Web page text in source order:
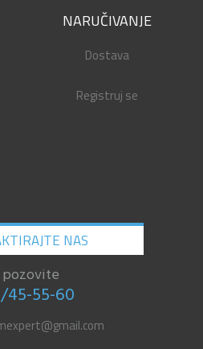
NARUČIVANJE
Dostava
Registruj se
NAS
45-55-60